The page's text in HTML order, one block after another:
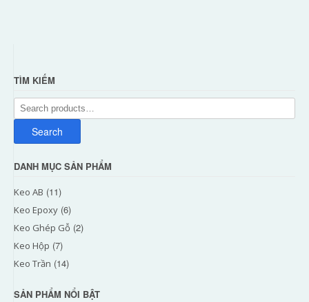
TÌM KIẾM
Search
for:
Search
DANH MỤC SẢN PHẨM
Keo AB (11)
Keo Epoxy (6)
Keo Ghép Gỗ (2)
Keo Hộp (7)
Keo Trần (14)
SẢN PHẨM NỔI BẬT